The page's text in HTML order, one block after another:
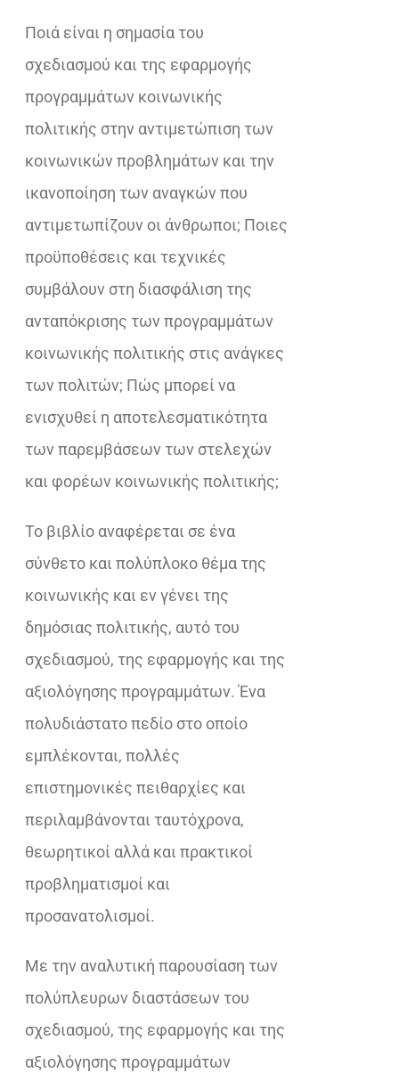
€17,00.
Ποιά είναι η σημασία του
σχεδιασμού και της εφαρμογής
προγραμμάτων κοινωνικής
πολιτικής στην αντιμετώπιση των
κοινωνικών προβλημάτων και την
ικανοποίηση των αναγκών που
αντιμετωπίζουν οι άνθρωποι; Ποιες
προϋποθέσεις και τεχνικές
συμβάλουν στη διασφάλιση της
ανταπόκρισης των προγραμμάτων
κοινωνικής πολιτικής στις ανάγκες
των πολιτών; Πώς μπορεί να
ενισχυθεί η αποτελεσματικότητα
των παρεμβάσεων των στελεχών
και φορέων κοινωνικής πολιτικής;
Το βιβλίο αναφέρεται σε ένα
σύνθετο και πολύπλοκο θέμα της
κοινωνικής και εν γένει της
δημόσιας πολιτικής, αυτό του
σχεδιασμού, της εφαρμογής και της
αξιολόγησης προγραμμάτων. Ένα
πολυδιάστατο πεδίο στο οποίο
εμπλέκονται, πολλές
επιστημονικές πειθαρχίες και
περιλαμβάνονται ταυτόχρονα,
θεωρητικοί αλλά και πρακτικοί
προβληματισμοί και
προσανατολισμοί.
Με την αναλυτική παρουσίαση των
πολύπλευρων διαστάσεων του
σχεδιασμού, της εφαρμογής και της
αξιολόγησης προγραμμάτων